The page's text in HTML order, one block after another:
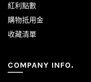
紅利點數
購物抵用金
收藏清單
COMPANY INFO.